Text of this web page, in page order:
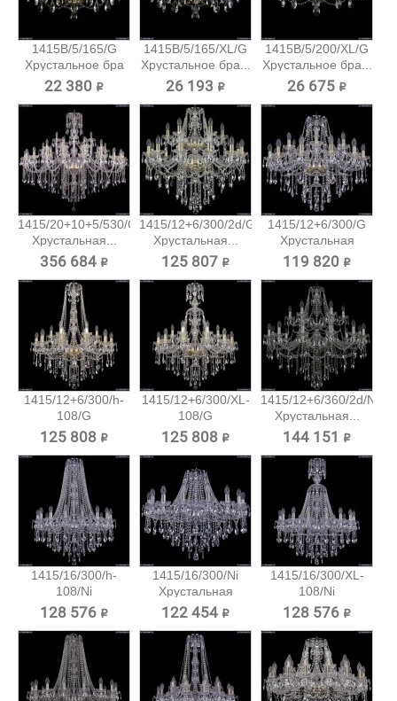
1415B/5/165/G
Хрустальное бра
Bohemia...
22 380 ₽
1415B/5/165/XL/G
Хрустальное бра...
26 193 ₽
1415B/5/200/XL/G
Хрустальное бра...
26 675 ₽
1415/20+10+5/530/G
Хрустальная...
356 684 ₽
1415/12+6/300/2d/G
Хрустальная...
125 807 ₽
1415/12+6/300/G
Хрустальная
подвесная...
119 820 ₽
1415/12+6/300/h-
108/G
Хрустальная...
125 808 ₽
1415/12+6/300/XL-
108/G
Хрустальная...
125 808 ₽
1415/12+6/360/2d/Ni
Хрустальная...
144 151 ₽
1415/16/300/h-
108/Ni
Хрустальная...
128 576 ₽
1415/16/300/Ni
Хрустальная
подвесная...
122 454 ₽
1415/16/300/XL-
108/Ni
Хрустальная...
128 576 ₽